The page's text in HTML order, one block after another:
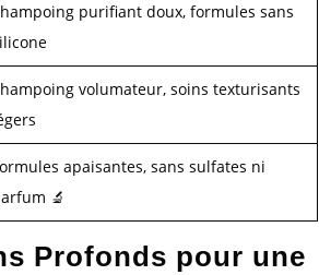
purifiant doux, formules sans
volumateur, soins texturisants
apaisantes, sans sulfates ni
🔬
Profonds pour une